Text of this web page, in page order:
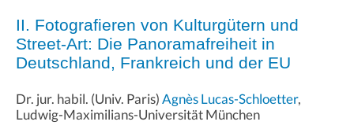
II. Fotografieren von Kulturgütern und
Street-Art: Die Panoramafreiheit in
Deutschland, Frankreich und der EU
Dr. jur. habil. (Univ. Paris)Agnès Lucas-Schloetter,
Ludwig-Maximilians-Universität München